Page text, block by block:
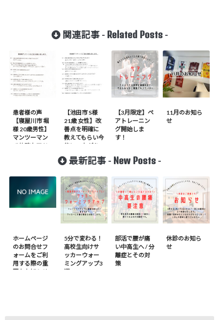
関連記事 - Related Posts-
患者様の声
【寝屋川市 堀
様 20歳男性】
マンツーマン
で的確なアド
【池田市 S様
21歳 女性】改
善点を明確に
教えてもらい今
後につながり
【3月限定】ペ
アトレーニン
グ開始しま
す！
11月のお知ら
せ
最新記事 - New Posts -
ホームページ
のお問合せフ
ォームをご利
用する際の重
要なお知らせ
5分で変わる！
高校生向けサ
ッカーウォー
ミングアップ3
選
部活で腰が痛
い中高生へ / 分
離症とその対
策
休診のお知ら
せ